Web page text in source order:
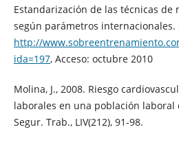
Estandarización de las técnicas de
según parámetros internacionales.
http://
ida=197, Acceso: octubre 2010
Molina, J., 2008. Riesgo
laborales en una población laboral
Segur. Trab., LIV(212), 91-98.